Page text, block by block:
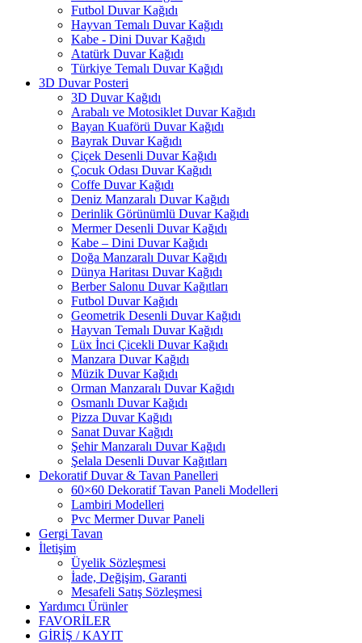
Futbol Duvar Kağıdı
Hayvan Temalı Duvar Kağıdı
Kabe - Dini Duvar Kağıdı
Atatürk Duvar Kağıdı
Türkiye Temalı Duvar Kağıdı
3D Duvar Posteri
3D Duvar Kağıdı
Arabalı ve Motosiklet Duvar Kağıdı
Bayan Kuaförü Duvar Kağıdı
Bayrak Duvar Kağıdı
Çiçek Desenli Duvar Kağıdı
Çocuk Odası Duvar Kağıdı
Coffe Duvar Kağıdı
Deniz Manzaralı Duvar Kağıdı
Derinlik Görünümlü Duvar Kağıdı
Mermer Desenli Duvar Kağıdı
Kabe – Dini Duvar Kağıdı
Doğa Manzaralı Duvar Kağıdı
Dünya Haritası Duvar Kağıdı
Berber Salonu Duvar Kağıtları
Futbol Duvar Kağıdı
Geometrik Desenli Duvar Kağıdı
Hayvan Temalı Duvar Kağıdı
Lüx İnci Çicekli Duvar Kağıdı
Manzara Duvar Kağıdı
Müzik Duvar Kağıdı
Orman Manzaralı Duvar Kağıdı
Osmanlı Duvar Kağıdı
Pizza Duvar Kağıdı
Sanat Duvar Kağıdı
Şehir Manzaralı Duvar Kağıdı
Şelala Desenli Duvar Kağıtları
Dekoratif Duvar & Tavan Panelleri
60×60 Dekoratif Tavan Paneli Modelleri
Lambiri Modelleri
Pvc Mermer Duvar Paneli
Gergi Tavan
İletişim
Üyelik Sözleşmesi
İade, Değişim, Garanti
Mesafeli Satış Sözleşmesi
Yardımcı Ürünler
FAVORİLER
GİRİŞ / KAYIT